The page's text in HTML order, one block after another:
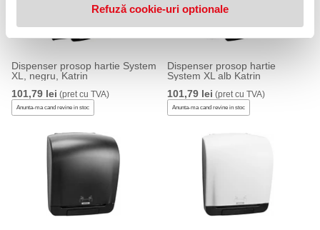
Refuză cookie-uri optionale
Dispenser prosop hartie System
XL, negru, Katrin
101,79 lei (pret cu TVA)
Anunta-ma cand revine in stoc
Dispenser prosop hartie
System XL alb Katrin
101,79 lei (pret cu TVA)
Anunta-ma cand revine in stoc